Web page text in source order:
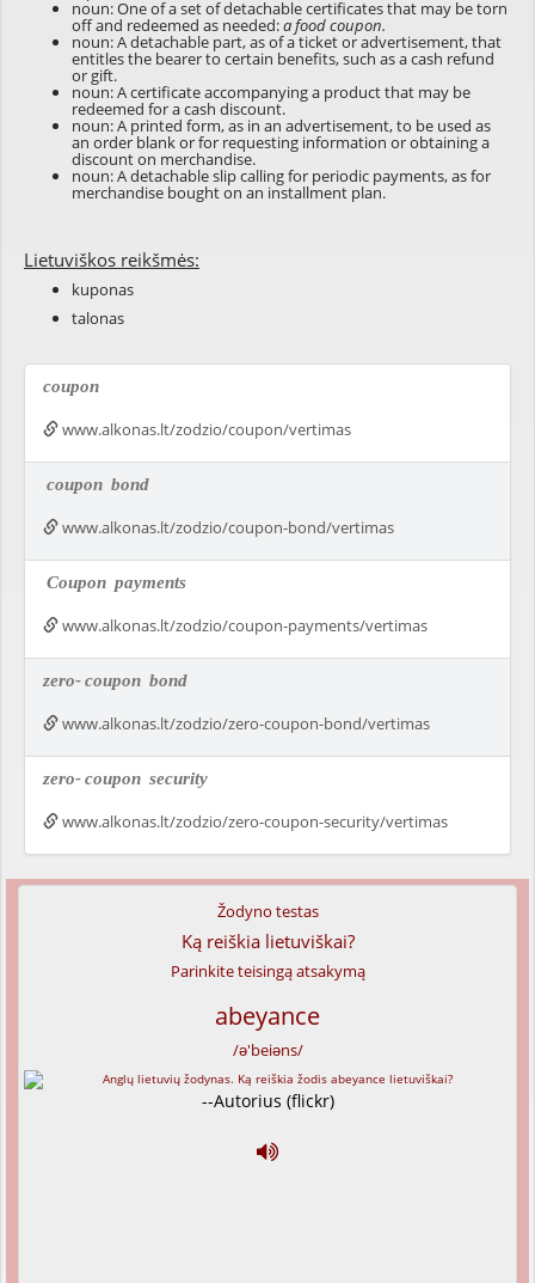
noun: One of a set of detachable certificates that may be torn
off and redeemed as needed:a food coupon.
noun: A detachable part, as of a ticket or advertisement, that
entitles the bearer to certain benefits, such as a cash refund
or gift.
noun: A certificate accompanying a product that may be
redeemed for a cash discount.
noun: A printed form, as in an advertisement, to be used as
an order blank or for requesting information or obtaining a
discount on merchandise.
noun: A detachable slip calling for periodic payments, as for
merchandise bought on an installment plan.
Lietuviškos reikšmės:
kuponas
talonas
coupon
www.alkonas.lt/zodzio/coupon/vertimas
coupon bond
www.alkonas.lt/zodzio/coupon-bond/vertimas
Coupon payments
www.alkonas.lt/zodzio/coupon-payments/vertimas
zero-coupon bond
www.alkonas.lt/zodzio/zero-coupon-bond/vertimas
zero-coupon security
www.alkonas.lt/zodzio/zero-coupon-security/vertimas
Žodyno testas
Ką reiškia lietuviškai?
Parinkite teisingą atsakymą
abeyance
/ə'beiəns/
--Autorius (flickr)